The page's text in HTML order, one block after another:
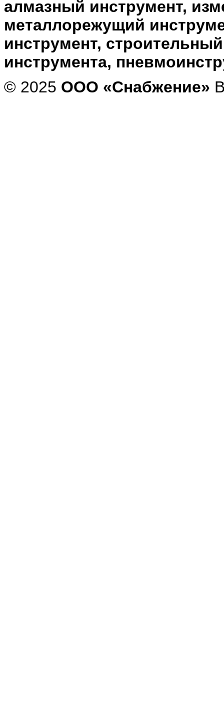
алмазный инструмент,
металлорежущий
инструмент,
инструмента,
© 2025 ООО «Снабжение»